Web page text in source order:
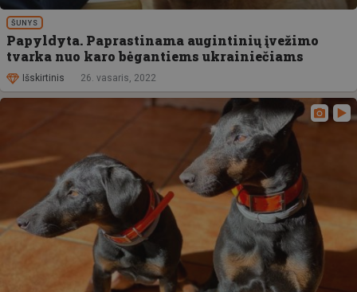
ŠUNYS
Papyldyta. Paprastinama augintinių įvežimo
tvarka nuo karo bėgantiems ukrainiečiams
Išskirtinis 26. vasaris, 2022